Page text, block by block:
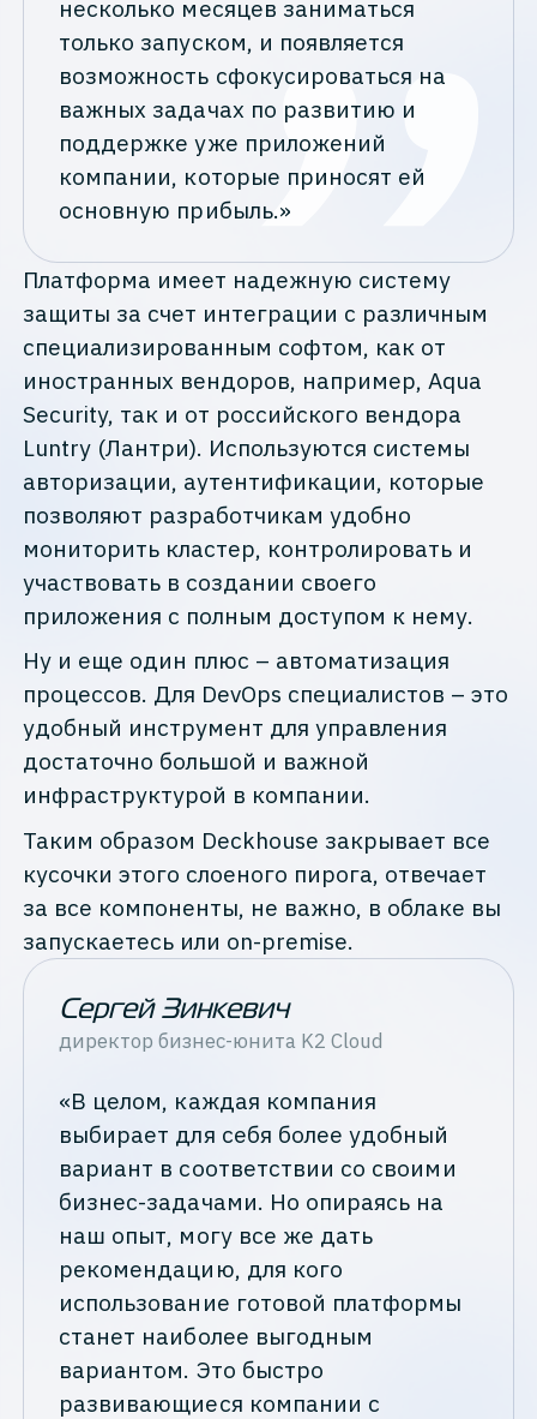
несколько месяцев заниматься
только запуском, и появляется
возможность сфокусироваться на
важных задачах по развитию и
поддержке уже приложений
компании, которые приносят ей
основную прибыль.»
Платформа имеет надежную систему
защиты за счет интеграции с различным
специализированным софтом, как от
иностранных вендоров, например, Aqua
Security, так и от российского вендора
Luntry (Лантри). Используются системы
авторизации, аутентификации, которые
позволяют разработчикам удобно
мониторить кластер, контролировать и
участвовать в создании своего
приложения с полным доступом к нему.
Ну и еще один плюс – автоматизация
процессов. Для DevOps специалистов – это
удобный инструмент для управления
достаточно большой и важной
инфраструктурой в компании.
Таким образом Deckhouse закрывает все
кусочки этого слоеного пирога, отвечает
за все компоненты, не важно, в облаке вы
запускаетесь или оn-premise.
Сергей Зинкевич
директор бизнес-юнитаK2 Cloud
«В целом, каждая компания
выбирает для себя более удобный
вариант в соответствии со своими
бизнес-задачами. Но опираясь на
наш опыт, могу все же дать
рекомендацию, для кого
использование готовой платформы
станет наиболее выгодным
вариантом. Это быстро
развивающиеся компании с